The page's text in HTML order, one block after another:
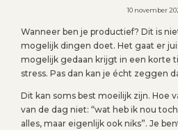
10 november
Wanneer ben je productief? Dit is
mogelijk dingen doet. Het gaat er
mogelijk gedaan krijgt in een korte
stress. Pas dan kan je écht zeggen
Dit kan soms best moeilijk zijn. Hoe
van de dag niet: “wat heb ik nou
alles, maar eigenlijk ook niks”. Je